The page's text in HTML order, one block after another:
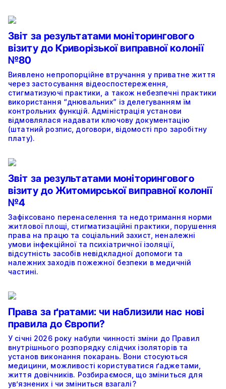
Звіт за результатами моніторингового
візиту до Криворізької виправної колонії
№80
Виявлено непропорційне втручання у приватне життя
через застосування відеоспостереження,
стигматизуючі практики, а також небезпечні практики
використання “днювальних” із делегуванням їм
контрольних функцій. Адміністрація установи
відмовлялася надавати ключову документацію
(штатний розпис, договори, відомості про заробітну
плату).
Звіт за результатами моніторингового
візиту до Житомирської виправної колонії
№4
Зафіксовано перенаселення та недотримання норми
житлової площі, стигматизаційні практики, порушення
права на працю та соціальний захист, неналежні
умови інфекційної та психіатричної ізоляції,
відсутність засобів невідкладної допомоги та
належних заходів пожежної безпеки в медичній
частині.
Права за ґратами: чи наблизили нас нові
правила до Європи?
У січні 2026 року набули чинності зміни до Правил
внутрішнього розпорядку слідчих ізоляторів та
установ виконання покарань. Вони стосуються
медицини, можливості користуватися ґаджетами,
життя довічників. Розбираємося, що зміниться для
ув’язнених і чи зміниться взагалі?